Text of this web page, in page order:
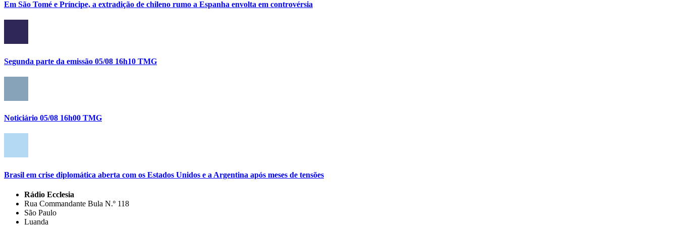
Em São Tomé e Príncipe, a extradição de chileno rumo a Espanha envolta em controvérsia
Segunda parte da emissão 05/08 16h10 TMG
Noticiário 05/08 16h00 TMG
Brasil em crise diplomática aberta com os Estados Unidos e a Argentina após meses de tensões
Rádio Ecclesia
Rua Commandante Bula N.º 118
São Paulo
Luanda